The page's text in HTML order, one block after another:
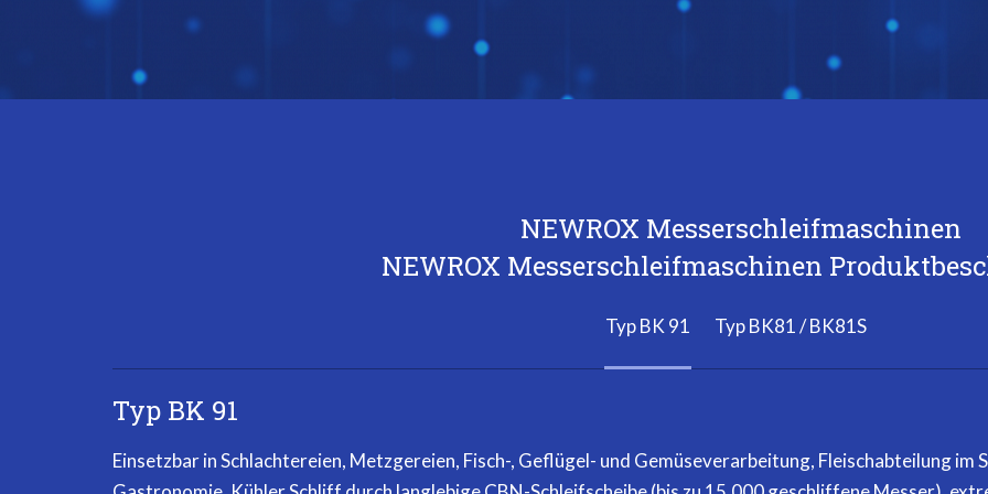
NEWROX Messerschleifmaschinen
NEWROX Messerschleifmaschinen
Typ BK 91 Typ BK81 / BK81S
Typ BK 91
Einsetzbar in Schlachtereien, Metzgereien, Fisch-, Geflügel- und Gemüseverarbeitung, Fleischabteilung